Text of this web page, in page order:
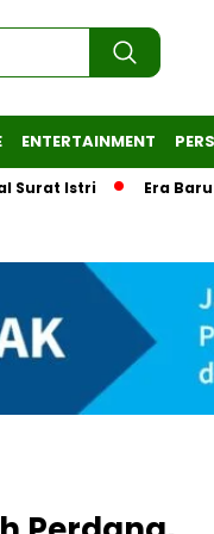
ENTERTAINMENT
Era Baru Tata